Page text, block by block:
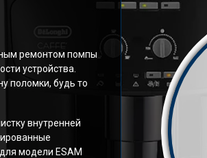
ремонтом помпы
устройства.
поломки, будь то
внутренней
модели ESAM